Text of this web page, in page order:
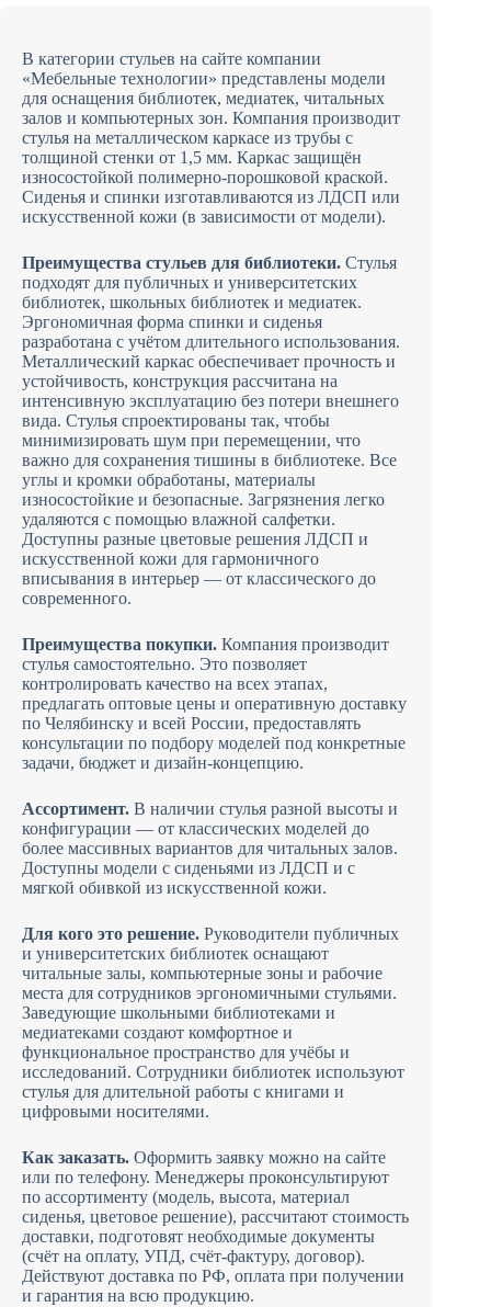
В категории стульев на сайте компании
«Мебельные технологии» представлены модели
для оснащения библиотек, медиатек, читальных
залов и компьютерных зон. Компания производит
стулья на металлическом каркасе из трубы с
толщиной стенки от 1,5 мм. Каркас защищён
износостойкой полимерно-порошковой краской.
Сиденья и спинки изготавливаются из ЛДСП или
искусственной кожи (в зависимости от модели).
Преимущества стульев для библиотеки. Стулья
подходят для публичных и университетских
библиотек, школьных библиотек и медиатек.
Эргономичная форма спинки и сиденья
разработана с учётом длительного использования.
Металлический каркас обеспечивает прочность и
устойчивость, конструкция рассчитана на
интенсивную эксплуатацию без потери внешнего
вида. Стулья спроектированы так, чтобы
минимизировать шум при перемещении, что
важно для сохранения тишины в библиотеке. Все
углы и кромки обработаны, материалы
износостойкие и безопасные. Загрязнения легко
удаляются с помощью влажной салфетки.
Доступны разные цветовые решения ЛДСП и
искусственной кожи для гармоничного
вписывания в интерьер — от классического до
современного.
Преимущества покупки. Компания производит
стулья самостоятельно. Это позволяет
контролировать качество на всех этапах,
предлагать оптовые цены и оперативную доставку
по Челябинску и всей России, предоставлять
консультации по подбору моделей под конкретные
задачи, бюджет и дизайн-концепцию.
Ассортимент. В наличии стулья разной высоты и
конфигурации — от классических моделей до
более массивных вариантов для читальных залов.
Доступны модели с сиденьями из ЛДСП и с
мягкой обивкой из искусственной кожи.
Для кого это решение. Руководители публичных
и университетских библиотек оснащают
читальные залы, компьютерные зоны и рабочие
места для сотрудников эргономичными стульями.
Заведующие школьными библиотеками и
медиатеками создают комфортное и
функциональное пространство для учёбы и
исследований. Сотрудники библиотек используют
стулья для длительной работы с книгами и
цифровыми носителями.
Как заказать. Оформить заявку можно на сайте
или по телефону. Менеджеры проконсультируют
по ассортименту (модель, высота, материал
сиденья, цветовое решение), рассчитают стоимость
доставки, подготовят необходимые документы
(счёт на оплату, УПД, счёт-фактуру, договор).
Действуют доставка по РФ, оплата при получении
и гарантия на всю продукцию.